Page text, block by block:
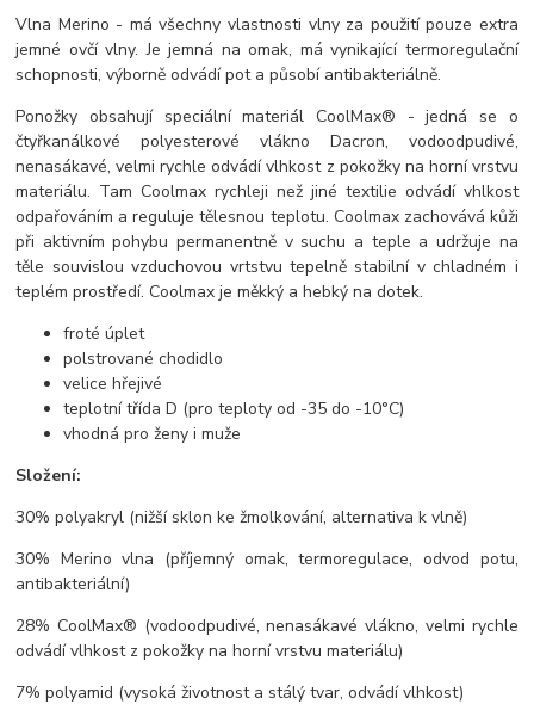
Vlna Merino - má všechny vlastnosti vlny za použití pouze extra
jemné ovčí vlny. Je jemná na omak, má vynikající termoregulační
schopnosti, výborně odvádí pot a působí antibakteriálně.
Ponožky obsahují speciální materiál CoolMax® - jedná se o
čtyřkanálkové polyesterové vlákno Dacron, vodoodpudivé,
nenasákavé, velmi rychle odvádí vlhkost z pokožky na horní vrstvu
materiálu. Tam Coolmax rychleji než jiné textilie odvádí vhlkost
odpařováním a reguluje tělesnou teplotu. Coolmax zachovává kůži
při aktivním pohybu permanentně v suchu a teple a udržuje na
těle souvislou vzduchovou vrtstvu tepelně stabilní v chladném i
teplém prostředí. Coolmax je měkký a hebký na dotek.
froté úplet
polstrované chodidlo
velice hřejivé
teplotní třída D (pro teploty od -35 do -10°C)
vhodná pro ženy i muže
Složení:
30% polyakryl (nižší sklon ke žmolkování, alternativa k vlně)
30% Merino vlna (příjemný omak, termoregulace, odvod potu,
antibakteriální)
28% CoolMax® (vodoodpudivé, nenasákavé vlákno, velmi rychle
odvádí vlhkost z pokožky na horní vrstvu materiálu)
7% polyamid (vysoká životnost a stálý tvar, odvádí vlhkost)